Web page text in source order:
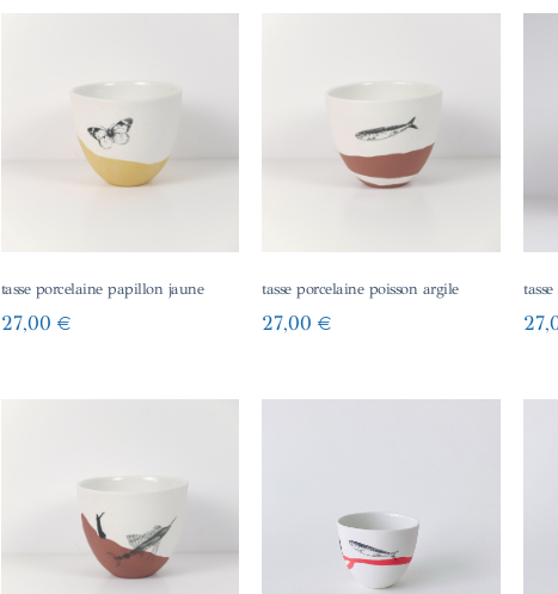
tasse porcelaine papillon jaune
27,00 €
tasse porcelaine poisson argile
27,00 €